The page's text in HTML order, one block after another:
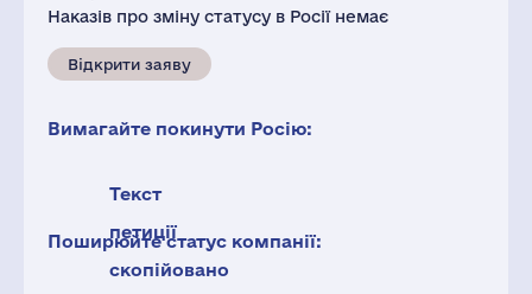
Наказів про зміну статусу в Росії немає
Відкрити заяву
Вимагайте покинути Росію:
Текст
петиції
скопійовано
Поширюйте статус компанії: